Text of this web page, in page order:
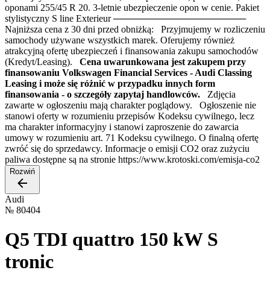
oponami 255/45 R 20. 3-letnie ubezpieczenie opon w cenie. Pakiet
stylistyczny S line Exterieur ────────────────────
Najniższa cena z 30 dni przed obniżką: Przyjmujemy w rozliczeniu
samochody używane wszystkich marek. Oferujemy również
atrakcyjną ofertę ubezpieczeń i finansowania zakupu samochodów
(Kredyt/Leasing). Cena uwarunkowana jest zakupem przy
finansowaniu Volkswagen Financial Services - Audi Classing
Leasing i może się różnić w przypadku innych form
finansowania - o szczegóły zapytaj handlowców. Zdjęcia
zawarte w ogłoszeniu mają charakter poglądowy. Ogłoszenie nie
stanowi oferty w rozumieniu przepisów Kodeksu cywilnego, lecz
ma charakter informacyjny i stanowi zaproszenie do zawarcia
umowy w rozumieniu art. 71 Kodeksu cywilnego. O finalną ofertę
zwróć się do sprzedawcy. Informacje o emisji CO2 oraz zużyciu
paliwa dostępne są na stronie https://www.krotoski.com/emisja-co2
Rozwiń
Audi
№ 80404
Q5 TDI quattro 150 kW S
tronic